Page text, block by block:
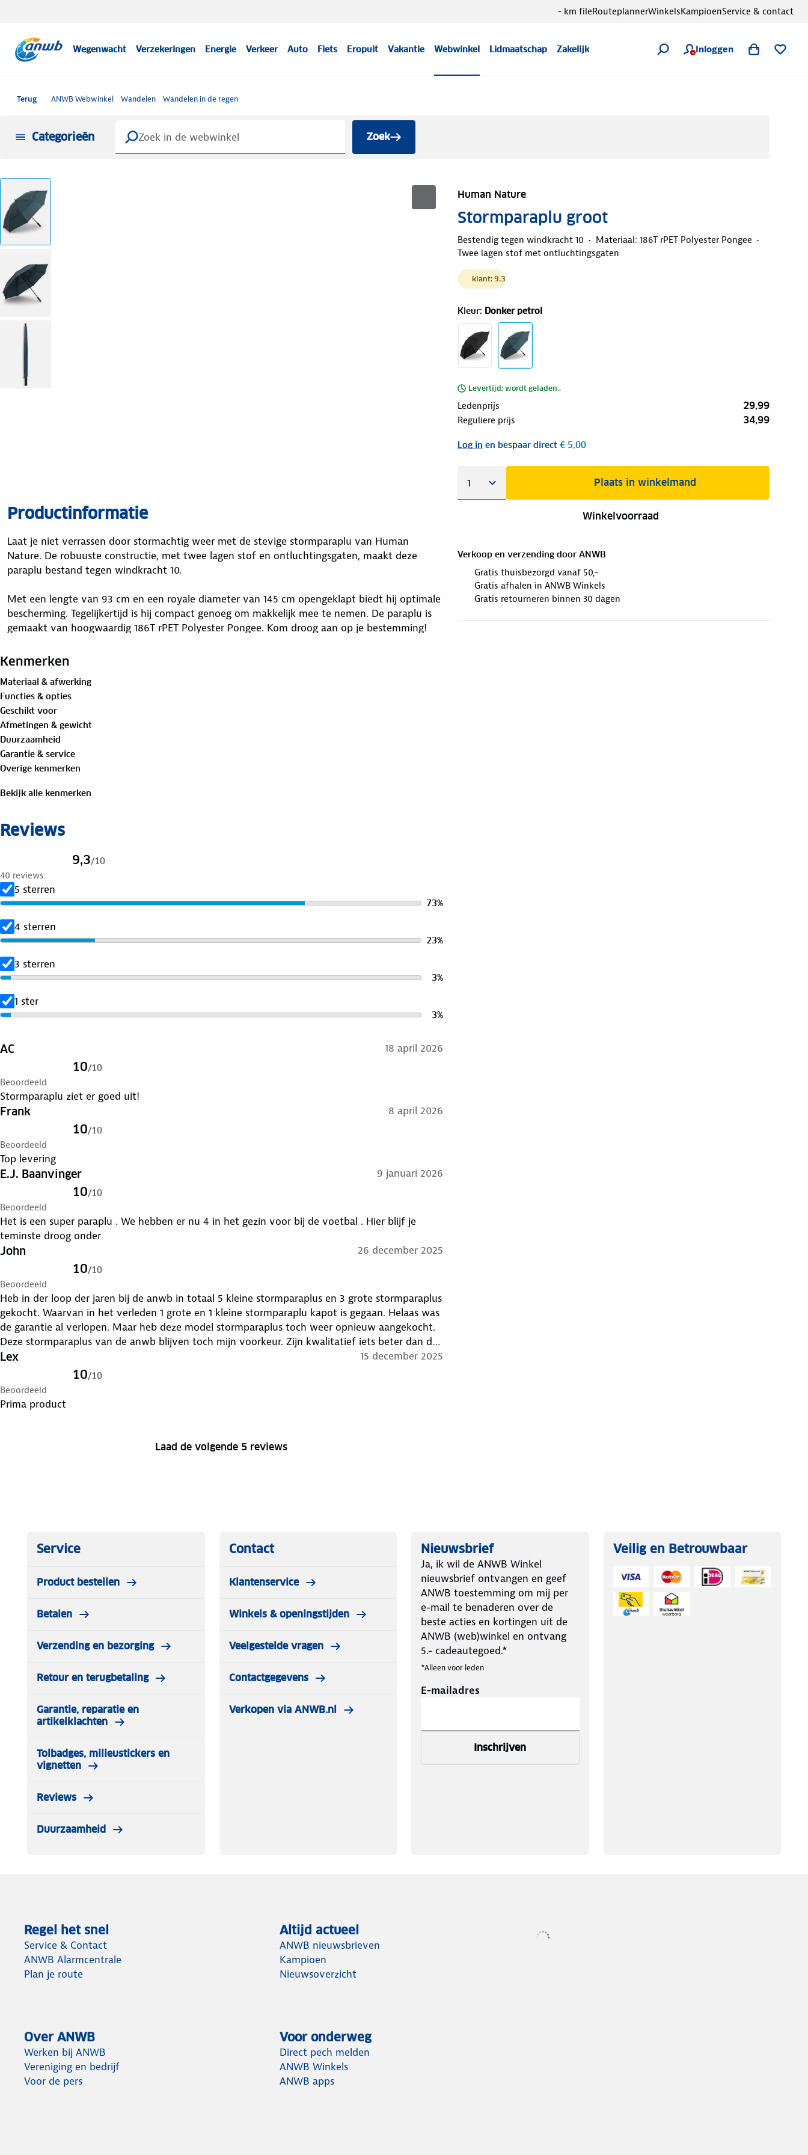
Wegenwacht Verzekeringen Energie Verkeer Auto Fiets Eropuit Vakantie Webwinkel Lidmaatschap Zakelijk Inloggen
- km fileRouteplannerWinkelsKampioenService & contact
Terug ANWB Webwinkel Wandelen Wandelen in de regen
Categorieën Zoek
Human Nature
Stormparaplu groot
Bestendig tegen windkracht 10
Materiaal: 186T rPET Polyester Pongee
Twee lagen stof met ontluchtingsgaten
klant: 9.3
Kleur: Donker petrol
Levertijd: wordt geladen..
Ledenprijs 29,99
Reguliere prijs 34,99
Log in en bespaar direct€ 5,00
Plaats in winkelmand
Winkelvoorraad
Verkoop en verzending door ANWB
Gratis thuisbezorgd vanaf 50,-
Gratis afhalen in ANWB Winkels
Gratis retourneren binnen 30 dagen
Productinformatie
Laat je niet verrassen door stormachtig weer met de stevige stormparaplu van Human
Nature. De robuuste constructie, met twee lagen stof en ontluchtingsgaten, maakt deze
paraplu bestand tegen windkracht 10.
Met een lengte van 93 cm en een royale diameter van 145 cm opengeklapt biedt hij optimale
bescherming. Tegelijkertijd is hij compact genoeg om makkelijk mee te nemen. De paraplu is
gemaakt van hoogwaardig 186T rPET Polyester Pongee. Kom droog aan op je bestemming!
Kenmerken
Materiaal & afwerking
Functies & opties
Geschikt voor
Afmetingen & gewicht
Duurzaamheid
Garantie & service
Overige kenmerken
Bekijk alle kenmerken
Reviews
9,3/10
40 reviews
5 sterren
73%
4 sterren
23%
3 sterren
3%
1 ster
3%
AC 18 april 2026
10/10
Beoordeeld
Stormparaplu ziet er goed uit!
Frank 8 april 2026
10/10
Beoordeeld
Top levering
E.J. Baanvinger 9 januari 2026
10/10
Beoordeeld
Het is een super paraplu . We hebben er nu 4 in het gezin voor bij de voetbal . Hier blijf je
teminste droog onder
John 26 december 2025
10/10
Beoordeeld
Heb in der loop der jaren bij de anwb in totaal 5 kleine stormparaplus en 3 grote stormparaplus
gekocht. Waarvan in het verleden 1 grote en 1 kleine stormparaplu kapot is gegaan. Helaas was
de garantie al verlopen. Maar heb deze model stormparaplus toch weer opnieuw aangekocht.
Deze stormparaplus van de anwb blijven toch mijn voorkeur. Zijn kwalitatief iets beter dan de
andere merken stormparaplus die ik al gehad heb.
Lex 15 december 2025
10/10
Beoordeeld
Prima product
Laad de volgende 5 reviews
Service
Product bestellen
Betalen
Verzending en bezorging
Retour en terugbetaling
Garantie, reparatie en
artikelklachten
Tolbadges, milieustickers en
vignetten
Reviews
Duurzaamheid
Contact
Klantenservice
Winkels & openingstijden
Veelgestelde vragen
Contactgegevens
Verkopen via ANWB.nl
Nieuwsbrief
Ja, ik wil de ANWB Winkel
nieuwsbrief ontvangen en geef
ANWB toestemming om mij per
e-mail te benaderen over de
beste acties en kortingen uit de
ANWB (web)winkel en ontvang
5.- cadeautegoed.*
*Alleen voor leden
E-mailadres
Inschrijven
Veilig en Betrouwbaar
Regel het snel
Service & Contact
ANWB Alarmcentrale
Plan je route
Altijd actueel
ANWB nieuwsbrieven
Kampioen
Nieuwsoverzicht
Over ANWB
Werken bij ANWB
Vereniging en bedrijf
Voor de pers
Voor onderweg
Direct pech melden
ANWB Winkels
ANWB apps